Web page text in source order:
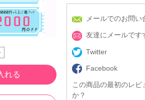
れる
メールでのお問い
友達にメールです
Twitter
Facebook
この商品の最初のレビ
か？